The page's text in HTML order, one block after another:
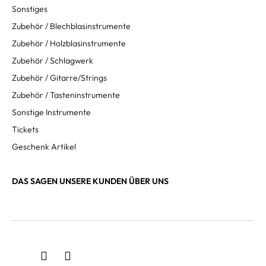
Sonstiges
Zubehör / Blechblasinstrumente
Zubehör / Holzblasinstrumente
Zubehör / Schlagwerk
Zubehör / Gitarre/Strings
Zubehör / Tasteninstrumente
Sonstige Instrumente
Tickets
Geschenk Artikel
DAS SAGEN UNSERE KUNDEN ÜBER UNS